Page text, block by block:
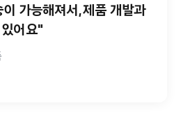
가능해져서, 제품 개발과
어요"